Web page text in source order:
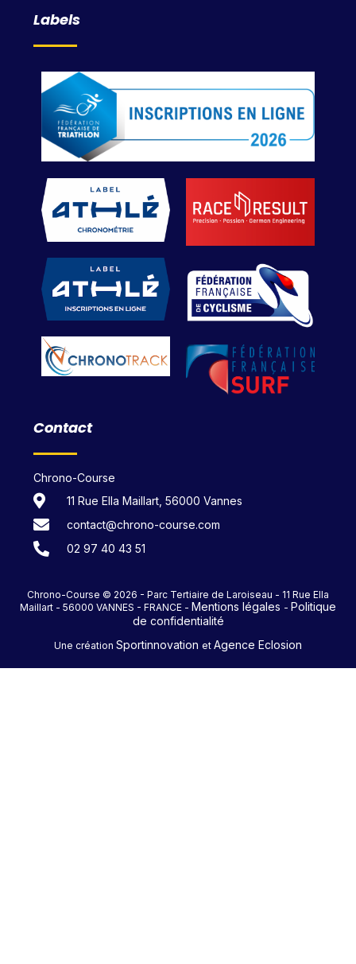
Labels
Contact
Chrono-Course
11 Rue Ella Maillart, 56000 Vannes
contact@chrono-course.com
02 97 40 43 51
Chrono-Course © 2026 - Parc Tertiaire de Laroiseau - 11 Rue Ella
Maillart - 56000 VANNES - FRANCE - Mentions légales - Politique
de confidentialité
Une création Sportinnovation et Agence Eclosion